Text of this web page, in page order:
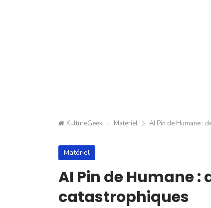
KultureGeek Matériel AI Pin de Humane :
Matériel
AI Pin de Humane :
catastrophiques